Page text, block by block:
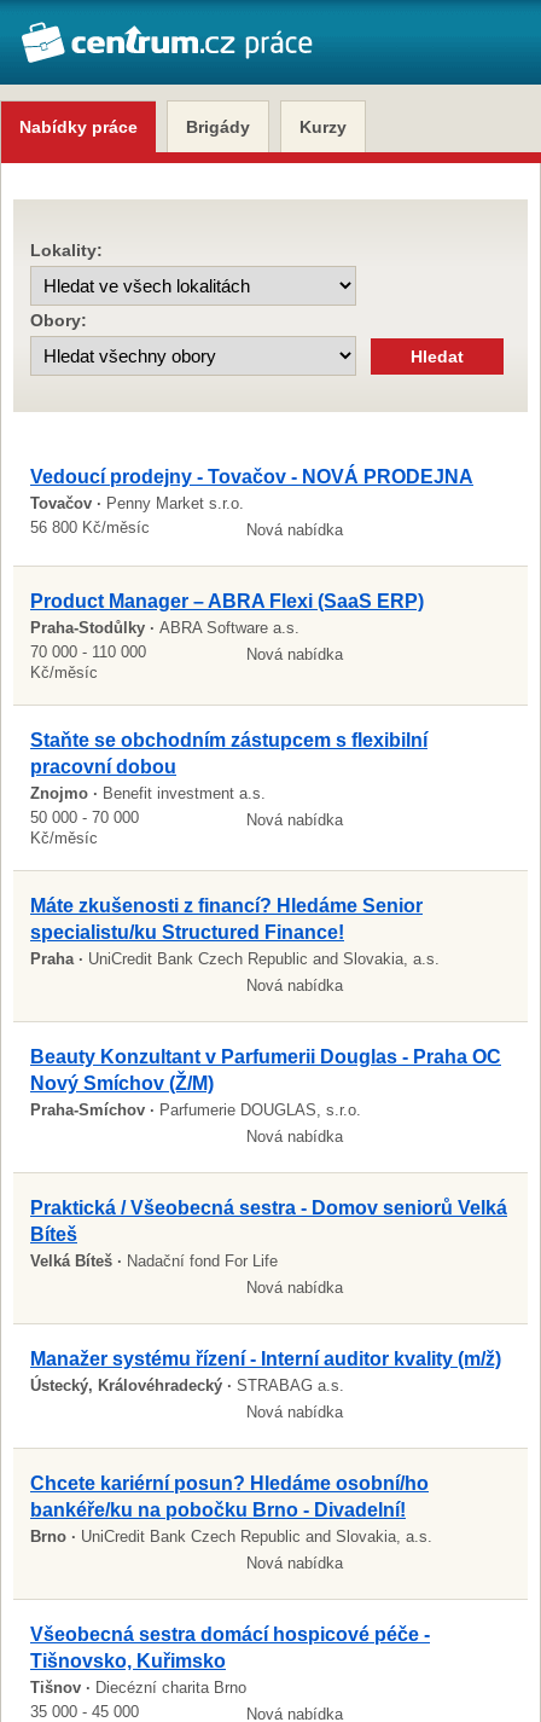
Nabídky práce Brigády Kurzy
Lokality:
Obory:
Vedoucí prodejny - Tovačov - NOVÁ PRODEJNA
Tovačov · Penny Market s.r.o.
56 800 Kč/měsíc
Nová nabídka
Product Manager – ABRA Flexi (SaaS ERP)
Praha-Stodůlky · ABRA Software a.s.
70 000 - 110 000
Kč/měsíc
Nová nabídka
Staňte se obchodním zástupcem s flexibilní
pracovní dobou
Znojmo · Benefit investment a.s.
50 000 - 70 000
Kč/měsíc
Nová nabídka
Máte zkušenosti z financí? Hledáme Senior
specialistu/ku Structured Finance!
Praha · UniCredit Bank Czech Republic and Slovakia, a.s.
Nová nabídka
Beauty Konzultant v Parfumerii Douglas - Praha OC
Nový Smíchov (Ž/M)
Praha-Smíchov · Parfumerie DOUGLAS, s.r.o.
Nová nabídka
Praktická / Všeobecná sestra - Domov seniorů Velká
Bíteš
Velká Bíteš · Nadační fond For Life
Nová nabídka
Manažer systému řízení - Interní auditor kvality (m/ž)
Ústecký, Královéhradecký · STRABAG a.s.
Nová nabídka
Chcete kariérní posun? Hledáme osobní/ho
bankéře/ku na pobočku Brno - Divadelní!
Brno · UniCredit Bank Czech Republic and Slovakia, a.s.
Nová nabídka
Všeobecná sestra domácí hospicové péče -
Tišnovsko, Kuřimsko
Tišnov · Diecézní charita Brno
35 000 - 45 000
Nová nabídka